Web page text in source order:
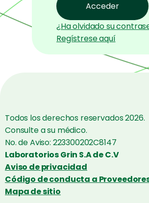
¿Ha olvidado su
Regístrese aquí
Todos los derechos reservados 2026.
Consulte a su médico.
No. de Aviso: 223300202C8147
Laboratorios Grin S.A de C.V
Aviso de privacidad
Código de conducta a
Mapa de sitio